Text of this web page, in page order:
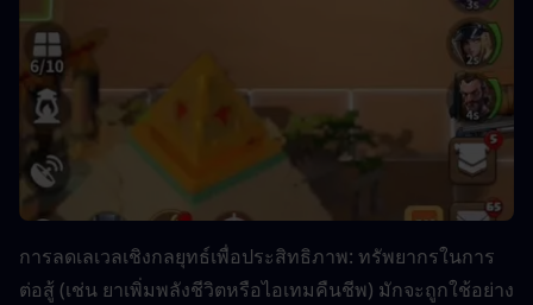
การลดเลเวลเชิงกลยุทธ์เพื่อประสิทธิภาพ: ทรัพยากรในการ
ต่อสู้ (เช่น ยาเพิ่มพลังชีวิตหรือไอเทมคืนชีพ) มักจะถูกใช้อย่าง